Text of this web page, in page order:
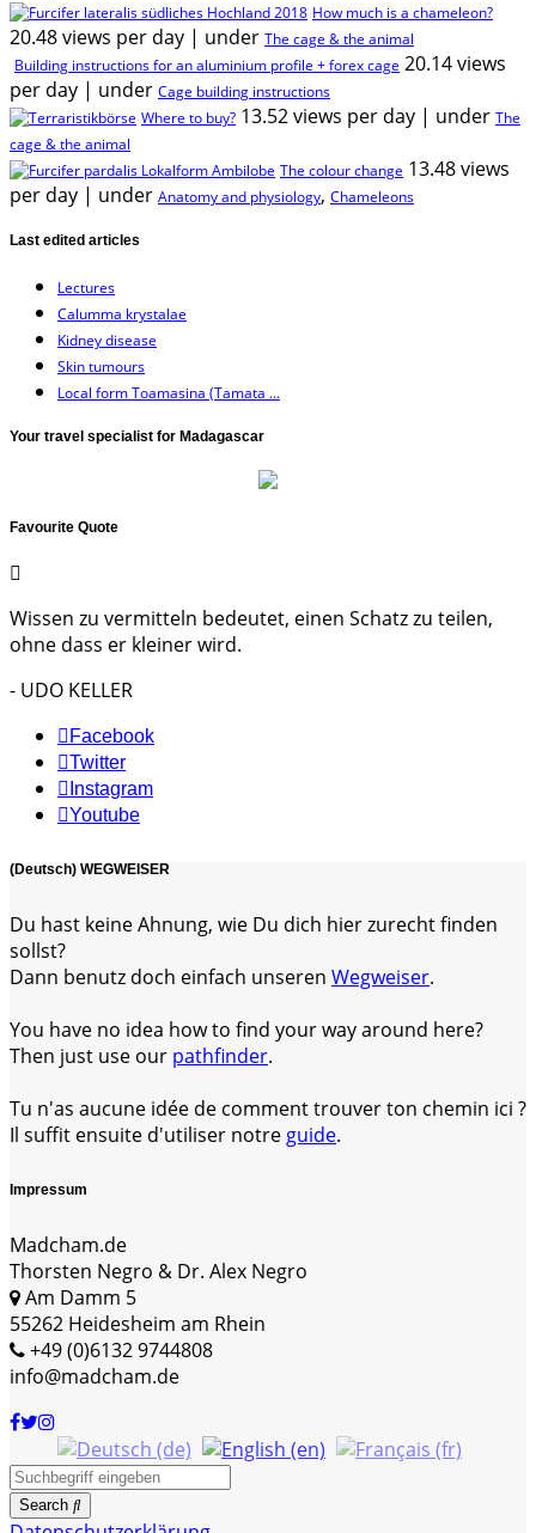
How much is a chameleon?
20.48 views per day | under The cage & the animal
Building instructions for an aluminium profile + forex cage 20.14 views
per day | under Cage building instructions
Where to buy? 13.52 views per day | under The
cage & the animal
The colour change 13.48 views
per day | under Anatomy and physiology, Chameleons
Last edited articles
Lectures
Calumma krystalae
Kidney disease
Skin tumours
Local form Toamasina (Tamata ...
Your travel specialist for Madagascar
Favourite Quote
Wissen zu vermitteln bedeutet, einen Schatz zu teilen,
ohne dass er kleiner wird.
- UDO KELLER
Facebook
Twitter
Instagram
Youtube
(Deutsch) WEGWEISER
Du hast keine Ahnung, wie Du dich hier zurecht finden
sollst?
Dann benutz doch einfach unseren Wegweiser.
You have no idea how to find your way around here?
Then just use our pathfinder.
Tu n'as aucune idée de comment trouver ton chemin ici ?
Il suffit ensuite d'utiliser notre guide.
Impressum
Madcham.de
Thorsten Negro & Dr. Alex Negro
Am Damm 5
55262 Heidesheim am Rhein
+49 (0)6132 9744808
info@madcham.de
Search